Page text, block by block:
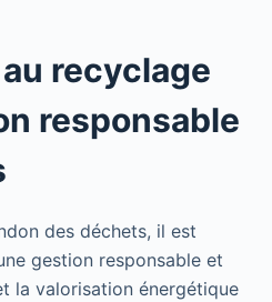
recyclage
responsable
des déchets, il est
gestion responsable et
la valorisation énergétique